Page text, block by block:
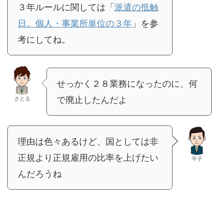
３年ルールに関しては「 派遣の抵触
日。個人・事業所単位の３年 」を参
考にしてね。
さとる
せっかく２８業務になったのに、何
で廃止したんだよ
理由は色々あるけど、国としては非
正規より正規雇用の比率を上げたい
んだろうね
平子